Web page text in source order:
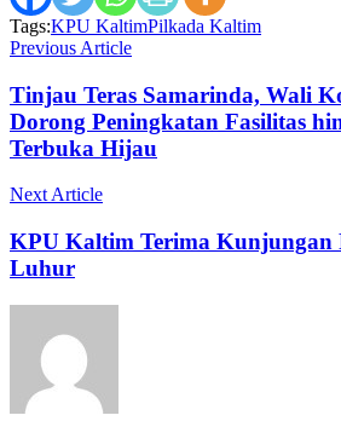
Tags:KPU KaltimPilkada Kaltim
Previous Article
Tinjau Teras Samarinda, Wali
Dorong Peningkatan Fasilitas
Terbuka Hijau
Next Article
KPU Kaltim Terima Kunjungan
Luhur